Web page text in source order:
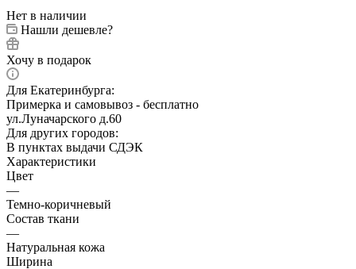
Нет в наличии
Нашли дешевле?
Хочу в подарок
Для Екатеринбурга:
Примерка и самовывоз - бесплатно
ул.Луначарского д.60
Для других городов:
В пунктах выдачи СДЭК
Характеристики
Цвет
—
Темно-коричневый
Состав ткани
—
Натуральная кожа
Ширина